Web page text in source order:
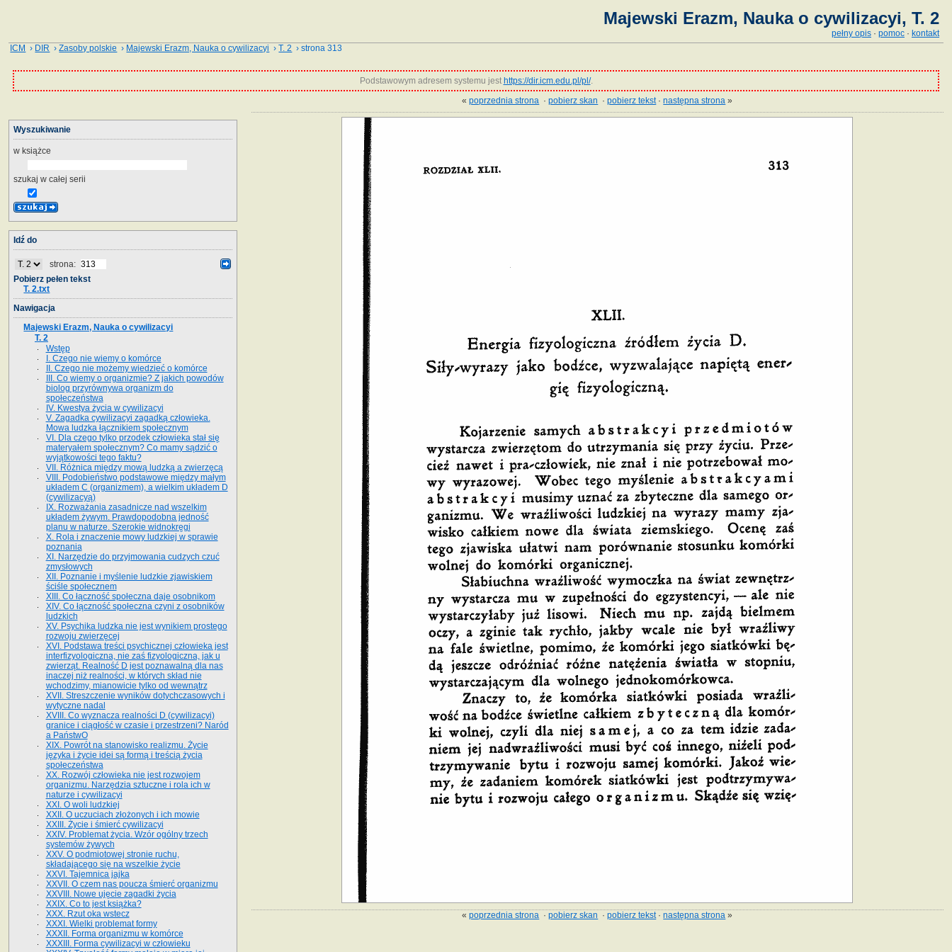
Majewski Erazm, Nauka o cywilizacyi, T. 2
pełny opis · pomoc · kontakt
ICM › DIR ›Zasoby polskie › Majewski Erazm, Nauka o cywilizacyi ›T. 2 › strona 313
Podstawowym adresem systemu jest https://dir.icm.edu.pl/pl/.
«poprzednia strona ·pobierz skan ·pobierz tekst·następna strona »
«poprzednia strona ·pobierz skan ·pobierz tekst·następna strona »
Wyszukiwanie
w książce
szukaj w całej serii
Idź do
strona:
Pobierz pełen tekst
T. 2.txt
Nawigacja
Majewski Erazm, Nauka o cywilizacyi
T. 2
Wstęp
I. Czego nie wiemy o komórce
II. Czego nie możemy wiedzieć o komórce
III. Co wiemy o organizmie? Z jakich powodów
biolog przyrównywa organizm do
społeczeństwa
IV. Kwestya życia w cywilizacyi
V. Zagadka cywilizacyi zagadką człowieka.
Mowa ludzka łącznikiem społecznym
VI. Dla czego tylko przodek człowieka stał się
materyałem społecznym? Co mamy sądzić o
wyjątkowości tego faktu?
VII. Różnica między mową ludzką a zwierzęcą
VIII. Podobieństwo podstawowe między małym
układem C (organizmem), a wielkim układem D
(cywilizacyą)
IX. Rozważania zasadnicze nad wszelkim
układem żywym. Prawdopodobna jedność
planu w naturze. Szerokie widnokręgi
X. Rola i znaczenie mowy ludzkiej w sprawie
poznania
XI. Narzędzie do przyjmowania cudzych czuć
zmysłowych
XII. Poznanie i myślenie ludzkie zjawiskiem
ściśle społecznem
XIII. Co łączność społeczna daje osobnikom
XIV. Co łączność społeczna czyni z osobników
ludzkich
XV. Psychika ludzka nie jest wynikiem prostego
rozwoju zwierzęcej
XVI. Podstawa treści psychicznej człowieka jest
interfizyologiczna, nie zaś fizyologiczna, jak u
zwierząt. Realność D jest poznawalną dla nas
inaczej niż realności, w których skład nie
wchodzimy, mianowicie tylko od wewnątrz
XVII. Streszczenie wyników dotychczasowych i
wytyczne nadal
XVIII. Co wyznacza realności D (cywilizacyi)
granice i ciągłość w czasie i przestrzeni? Naród
a PaństwO
XIX. Powrót na stanowisko realizmu. Życie
języka i życie idei są formą i treścią życia
społeczeństwa
XX. Rozwój człowieka nie jest rozwojem
organizmu. Narzędzia sztuczne i rola ich w
naturze i cywilizacyi
XXI. O woli ludzkiej
XXII. O uczuciach złożonych i ich mowie
XXIII. Życie i śmierć cywilizacyi
XXIV. Problemat życia. Wzór ogólny trzech
systemów żywych
XXV. O podmiotowej stronie ruchu,
składającego się na wszelkie życie
XXVI. Tajemnica jajka
XXVII. O czem nas poucza śmierć organizmu
XXVIII. Nowe ujęcie zagadki życia
XXIX. Co to jest książka?
XXX. Rzut oka wstecz
XXXI. Wielki problemat formy
XXXII. Forma organizmu w komórce
XXXIII. Forma cywilizacyi w człowieku